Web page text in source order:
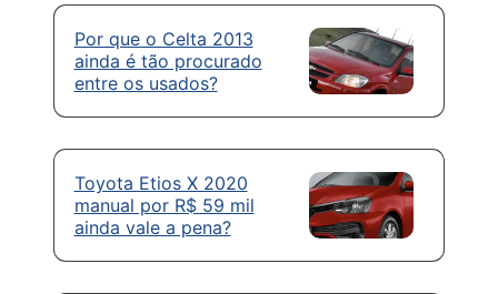
Por que o Celta 2013
ainda é tão procurado
entre os usados?
Toyota Etios X 2020
manual por R$ 59 mil
ainda vale a pena?